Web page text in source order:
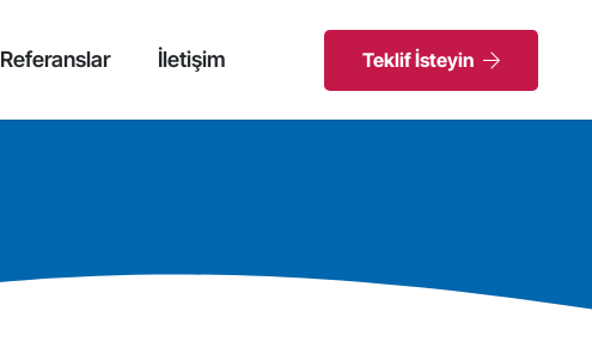
Referanslar İletişim Teklif İsteyin